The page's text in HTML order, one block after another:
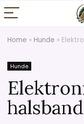
Home » Hunde »
Hunde